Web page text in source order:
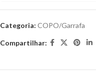
Categoria: COPO/Garrafa
Compartilhar: